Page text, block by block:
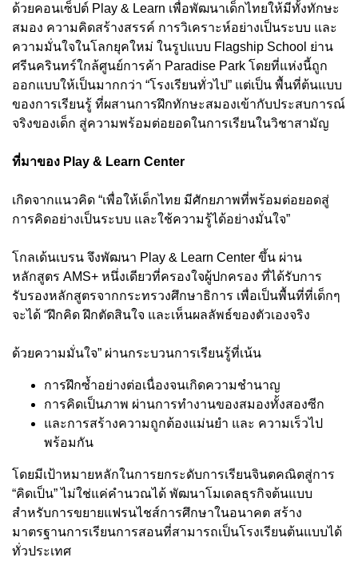
ด้วยคอนเซ็ปต์ Play & Learn เพื่อพัฒนาเด็กไทยให้มีทั้งทักษะ
สมอง ความคิดสร้างสรรค์ การวิเคราะห์อย่างเป็นระบบ และ
ความมั่นใจในโลกยุคใหม่ ในรูปแบบ Flagship School ย่าน
ศรีนครินทร์ใกล้ศูนย์การค้า Paradise Park โดยที่แห่งนี้ถูก
ออกแบบให้เป็นมากกว่า “โรงเรียนทั่วไป” แต่เป็น พื้นที่ต้นแบบ
ของการเรียนรู้ ที่ผสานการฝึกทักษะสมองเข้ากับประสบการณ์
จริงของเด็ก สู่ความพร้อมต่อยอดในการเรียนในวิชาสามัญ
ที่มาของ Play & Learn Center
เกิดจากแนวคิด “เพื่อให้เด็กไทย มีศักยภาพที่พร้อมต่อยอดสู่
การคิดอย่างเป็นระบบ และใช้ความรู้ได้อย่างมั่นใจ”
โกลเด้นเบรน จึงพัฒนา Play & Learn Center ขึ้น ผ่าน
หลักสูตร AMS+ หนึ่งเดียวที่ครองใจผู้ปกครอง ที่ได้รับการ
รับรองหลักสูตรจากกระทรวงศึกษาธิการ เพื่อเป็นพื้นที่ที่เด็กๆ
จะได้ “ฝึกคิด ฝึกตัดสินใจ และเห็นผลลัพธ์ของตัวเองจริง
ด้วยความมั่นใจ” ผ่านกระบวนการเรียนรู้ที่เน้น
การฝึกซ้ำอย่างต่อเนื่องจนเกิดความชำนาญ
การคิดเป็นภาพ ผ่านการทำงานของสมองทั้งสองซีก
และการสร้างความถูกต้องแม่นยำ และ ความเร็วไป
พร้อมกัน
โดยมีเป้าหมายหลักในการยกระดับการเรียนจินตคณิตสู่การ
“คิดเป็น” ไม่ใช่แค่คำนวณได้ พัฒนาโมเดลธุรกิจต้นแบบ
สำหรับการขยายแฟรนไชส์การศึกษาในอนาคต สร้าง
มาตรฐานการเรียนการสอนที่สามารถเป็นโรงเรียนต้นแบบได้
ทั่วประเทศ